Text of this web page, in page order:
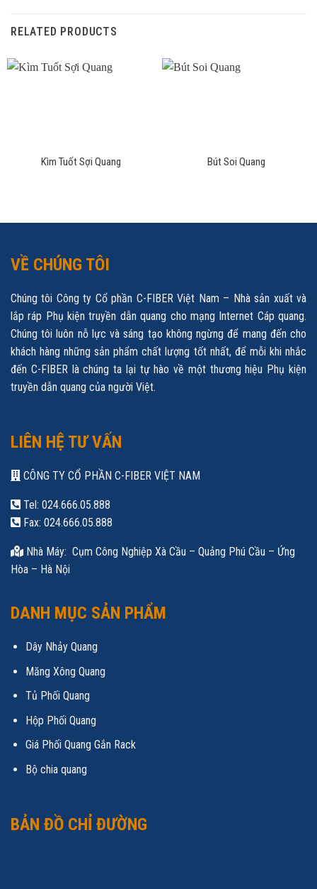
RELATED PRODUCTS
Kìm Tuốt Sợi Quang Bút Soi Quang
VỀ CHÚNG TÔI
Chúng tôi Công ty Cổ phần C-FIBER Việt Nam – Nhà sản xuất và
lắp ráp Phụ kiện truyền dẫn quang cho mạng Internet Cáp quang.
Chúng tôi luôn nỗ lực và sáng tạo không ngừng để mang đến cho
khách hàng những sản phẩm chất lượng tốt nhất, để mỗi khi nhắc
đến C-FIBER là chúng ta lại tự hào về một thương hiệu Phụ kiện
truyền dẫn quang của người Việt.
LIÊN HỆ TƯ VẤN
CÔNG TY CỔ PHẦN C-FIBER VIỆT NAM
Tel: 024.666.05.888
Fax: 024.666.05.888
Nhà Máy: Cụm Công Nghiệp Xà Cầu – Quảng Phú Cầu – Ứng
Hòa – Hà Nội
DANH MỤC SẢN PHẨM
Dây Nhảy Quang
Măng Xông Quang
Tủ Phối Quang
Hộp Phối Quang
Giá Phối Quang Gắn Rack
Bộ chia quang
BẢN ĐỒ CHỈ ĐƯỜNG